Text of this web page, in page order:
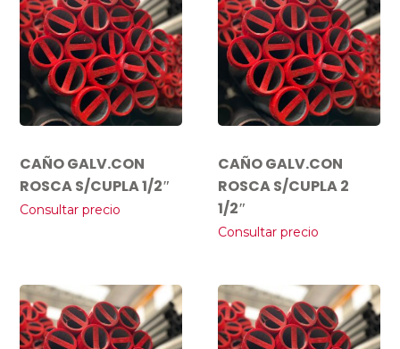
CAÑO GALV.CON
ROSCA S/CUPLA 1/2″
Consultar precio
CAÑO GALV.CON
ROSCA S/CUPLA 2
1/2″
Consultar precio